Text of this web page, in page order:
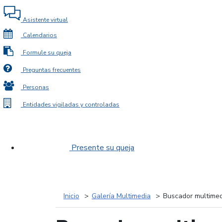
Asistente virtual
Calendarios
Formule su queja
Preguntas frecuentes
Personas
Entidades vigiladas y controladas
Presente su queja
Inicio Galería Multimedia Buscador